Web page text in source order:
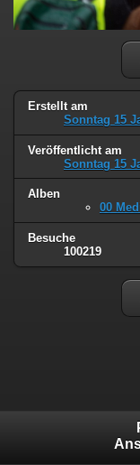
Erstellt am
Sonntag 15
Veröffentlicht am
Sonntag 15
Alben
00
Besuche
100219